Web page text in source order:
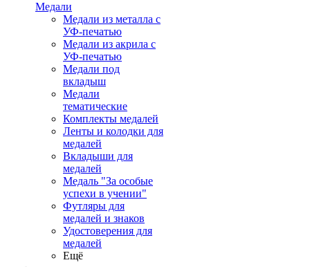
Медали
Медали из металла с
УФ-печатью
Медали из акрила с
УФ-печатью
Медали под
вкладыш
Медали
тематические
Комплекты медалей
Ленты и колодки для
медалей
Вкладыши для
медалей
Медаль "За особые
успехи в учении"
Футляры для
медалей и знаков
Удостоверения для
медалей
Ещё